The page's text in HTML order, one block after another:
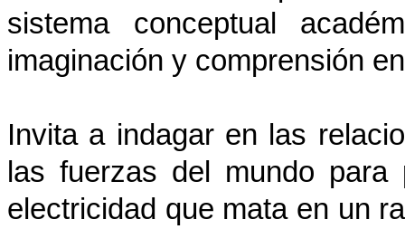
sistema conceptual
imaginación y comprensión
Invita a indagar en las
las fuerzas del mundo
electricidad que mata en un